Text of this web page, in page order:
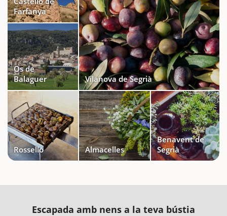
Farfanya
Os de
Balaguer
Vilanova de Segrià
Rosselló Almacelles
Benavent de
Segrià
Escapada amb nens a la teva bústia